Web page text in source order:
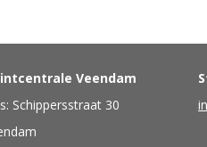
Veendam
Schippersstraat 30